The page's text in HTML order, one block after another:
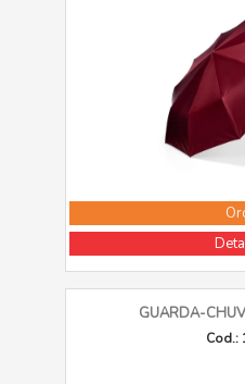
GUARDA-
Cod.: